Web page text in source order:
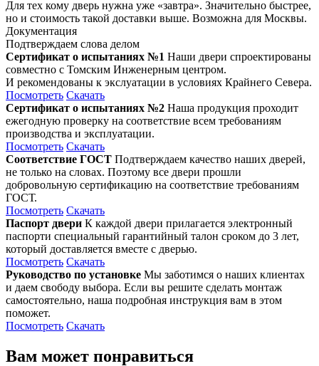
Для тех кому дверь нужна уже «завтра». Значительно быстрее,
но и стоимость такой доставки выше. Возможна для Москвы.
Документация
Подтверждаем слова делом
Сертификат о испытаниях №1 Наши двери спроектированы
совместно с Томским Инженерным центром.
И рекомендованы к экслуатации в условиях Крайнего Севера.
Посмотреть Скачать
Сертификат о испытаниях №2 Наша продукция проходит
ежегодную проверку на соответствие всем требованиям
производства и эксплуатации.
Посмотреть Скачать
Соответствие ГОСТ Подтверждаем качество наших дверей,
не только на словах. Поэтому все двери прошли
добровольную сертификацию на соответствие требованиям
ГОСТ.
Посмотреть Скачать
Паспорт двери К каждой двери прилагается электронный
паспорти специальный гарантийный талон сроком до 3 лет,
который доставляется вместе с дверью.
Посмотреть Скачать
Руководство по установке Мы заботимся о наших клиентах
и даем свободу выбора. Если вы решите сделать монтаж
самостоятельно, наша подробная инструкция вам в этом
поможет.
Посмотреть Скачать
Вам может понравиться